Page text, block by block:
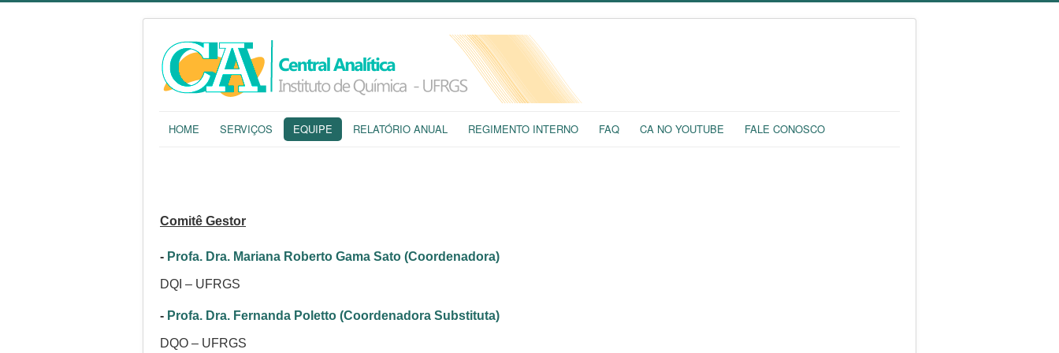
HOME SERVIÇOS EQUIPE RELATÓRIO ANUAL REGIMENTO INTERNO FAQ CA NO YOUTUBE FALE CONOSCO
Comitê Gestor
- Profa. Dra. Mariana Roberto Gama Sato (Coordenadora)
DQI – UFRGS
​- Profa. Dra. Fernanda Poletto (Coordenadora Substituta)
​DQO – UFRGS